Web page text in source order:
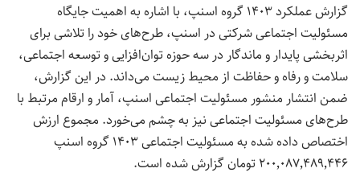
گزارش عملکرد ۱۴۰۳ گروه اسنپ، با اشاره به اهمیت جایگاه
مسئولیت اجتماعی شرکتی در اسنپ، طرح‌های خود را تلاشی برای
اثربخشی پایدار و ماندگار در سه حوزه توان‌افزایی و توسعه اجتماعی،
سلامت و رفاه و حفاظت از محیط زیست می‌داند. در این گزارش،
ضمن انتشار منشور مسئولیت اجتماعی اسنپ، آمار و ارقام مرتبط با
طرح‌های مسئولیت اجتماعی نیز به چشم می‌خورد. مجموع ارزش
اختصاص داده شده به مسئولیت اجتماعی ۱۴۰۳ گروه اسنپ
۲۰۰٬۰۸۷٬۴۸۹٬۴۴۶ تومان گزارش شده است.